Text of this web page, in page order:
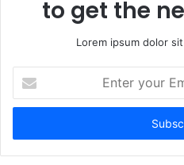
to get the
Lorem ipsum dolor
t
r
y